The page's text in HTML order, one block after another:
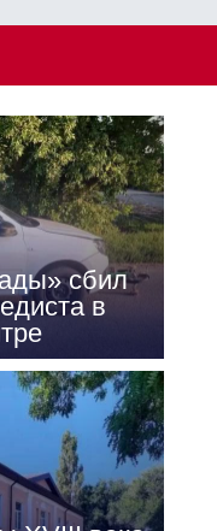
сбил
в